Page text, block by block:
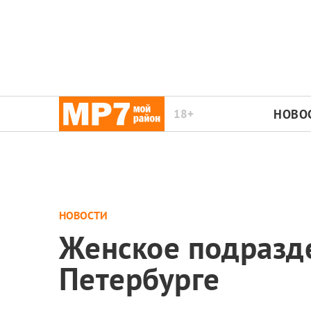
18+
НОВОСТИ
Женское
Петербурге